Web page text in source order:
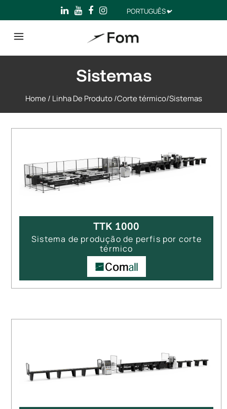
Escolha
um
idioma
Sistemas
Home / Linha De Produto /Corte térmico/Sistemas
TTK 1000
Sistema de produção de perfis por corte
térmico